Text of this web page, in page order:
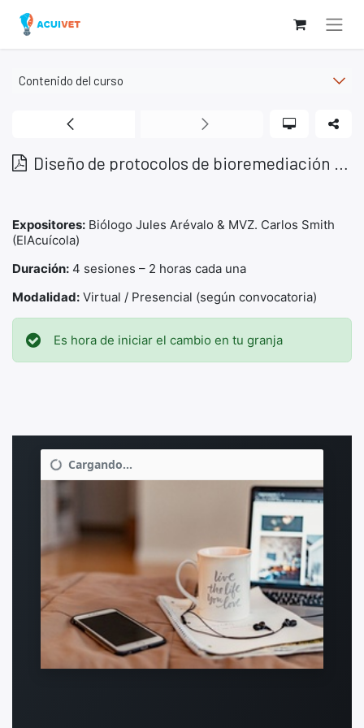
0
Contenido del curso
Diseño de protocolos de bioremediación para cada cultivo
Expositores: Biólogo Jules Arévalo & MVZ. Carlos Smith
(ElAcuícola)
Duración: 4 sesiones – 2 horas cada una
Modalidad: Virtual / Presencial (según convocatoria)
Es hora de iniciar el cambio en tu granja